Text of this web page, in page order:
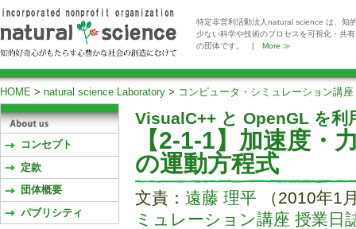
特定非営利活動法人natural science は、知
少ない科学や技術のプロセスを可視化・共
の団体です。 | More ≫
HOME > natural science Laboratory > コンピュータ・シミュレーション講座
VisualC++ と OpenGL を利
【2-1-1】加速度・
の運動方程式
文責： 遠藤 理平 （2010年1
ミュレーション講座 授業日
コンセプト
定款
団体概要
パブリシティ